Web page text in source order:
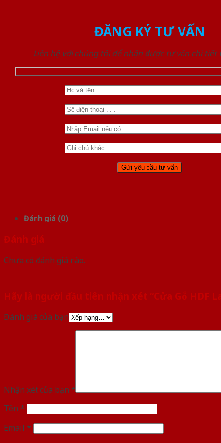
ĐĂNG KÝ TƯ VẤN
Liên hệ với chúng tôi để nhận được tư vấn chi tiết
Đánh giá (0)
Đánh giá
Chưa có đánh giá nào.
Hãy là người đầu tiên nhận xét “Cửa Gỗ HDF
Đánh giá của bạn
Nhận xét của bạn *
Tên *
Email *